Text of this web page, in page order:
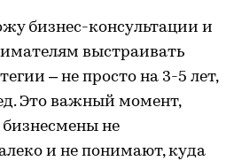
бизнес-консультации и
выстраивать
– не просто на 3-5 лет,
Это важный момент,
не
и не понимают, куда